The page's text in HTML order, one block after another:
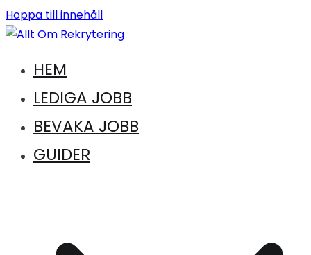
Hoppa till innehåll
Allt Om Rekrytering
Vägen till en ny karriär. Vägen till drömkandidaten
HEM
LEDIGA JOBB
BEVAKA JOBB
GUIDER